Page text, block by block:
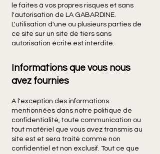
le faites à vos propres risques et sans
l'autorisation de LA GABARDINE.
L'utilisation d'une ou plusieurs parties de
ce site sur un site de tiers sans
autorisation écrite est interdite.
Informations que vous nous
avez fournies
A l'exception des informations
mentionnées dans notre politique de
confidentialité, toute communication ou
tout matériel que vous avez transmis au
site est et sera traité comme non
confidentiel et non exclusif. Tout ce que